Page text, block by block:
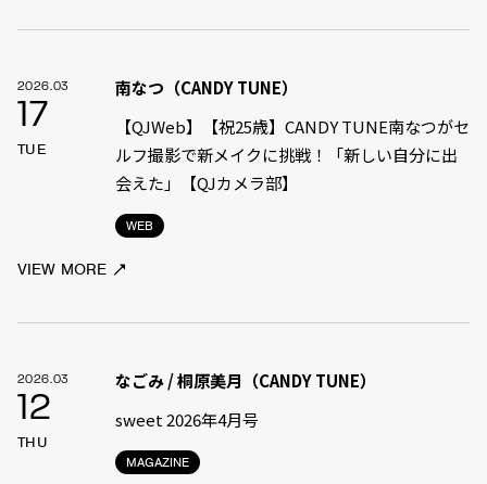
2026.03
17
TUE
WEB
南なつ（CANDY TUNE）
【QJWeb】【祝25歳】CANDY TUNE南なつがセ
ルフ撮影で新メイクに挑戦！「新しい自分に出
会えた」【QJカメラ部】
VIEW MORE
2026.03
12
THU
MAGAZINE
なごみ / 桐原美月（CANDY TUNE）
sweet 2026年4月号